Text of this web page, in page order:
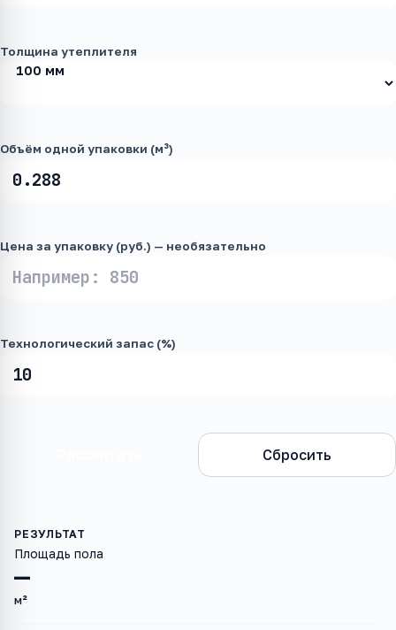
Толщина утеплителя
Объём одной упаковки (м³)
Цена за упаковку (руб.) — необязательно
Технологический запас (%)
Сбросить
—
Площадь пола
м²